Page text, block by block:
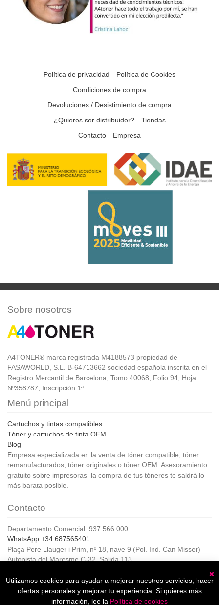
Política de privacidad
Política de Cookies
Condiciones de compra
Devoluciones / Desistimiento de compra
¿Quieres ser distribuidor?
Tiendas
Contacto
Empresa
Sobre nosotros
A4TONER® marca registrada M4188573 propiedad de
FASAWORLD, S.L. B-64713662 sociedad española inscrita en el
Registro Mercantil de Barcelona, Tomo 40068, Folio 94, Hoja
Nº358787, Inscripción 1ª
Menú principal
Cartuchos y tintas compatibles
Tóner y cartuchos de tinta OEM
Blog
Empresa especializada en la venta de tóner compatible, tóner
remanufacturados, tóner originales o tóner OEM. Asesoramiento
gratuito sobre impresoras, la compra de tus tóneres te saldrá lo
más barata posible.
Contacto
Departamento Comercial: 937 566 000
WhatsApp +34 687565401
Plaça Pere Llauger i Prim, nº 18, nave 9 (Pol. Ind. Can Misser)
Autopista del Maresme C-32, Salida 113
Horario de Atención al cliente:
De lunes a jueves de 8:00 a 17:00,
Viernes de 8:00 a 15:00
Utilizamos cookies para ayudar a mejorar nuestros servicios, hacer
ofertas personales y mejorar tu experiencia. Si quieres más
información, lee la Política de cookies